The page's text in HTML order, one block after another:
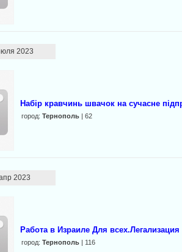
2023
Набір кравчинь швачок на сучасне
город: Тернополь| 62
2023
Работа в Израиле Для
город: Тернополь| 116